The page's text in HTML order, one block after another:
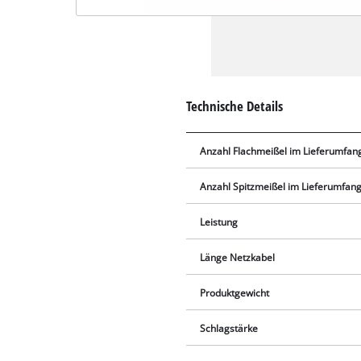
Technische Details
Anzahl Flachmeißel im
Anzahl Spitzmeißel im Lieferumfang
Leistung
Länge Netzkabel
Produktgewicht
Schlagstärke